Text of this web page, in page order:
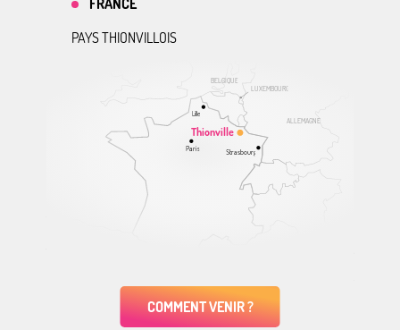
ALLEMAGNE
BELGIQUE
LUXEMBOURG
Thionville
Lille
Paris Strasbourg
PAYS THIONVILLOIS
COMMENT VENIR ?